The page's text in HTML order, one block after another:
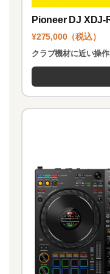
Pioneer DJ XDJ-
¥275,000（税込）
クラブ機材に近い操